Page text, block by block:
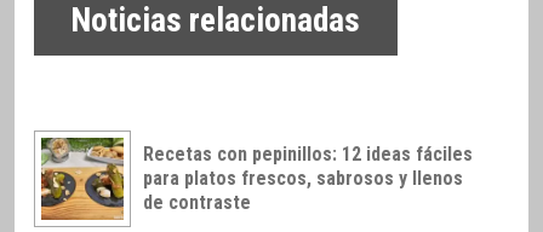
Noticias relacionadas
Recetas con pepinillos: 12 ideas fáciles
para platos frescos, sabrosos y llenos
de contraste